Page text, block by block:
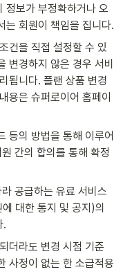
정보가 부정확하거나 오
는 회원이 책임을 집니다.
건을 직접 설정할 수 있
변경하지 않은 경우 서비
됩니다. 플랜 상품 변경
용은 슈퍼로이어 홈페이
등의 방법을 통해 이루어
간의 합의를 통해 확정
공급하는 유료 서비스
대한 통지 및 공지)의
.
더라도 변경 시점 기준
사정이 없는 한 소급적용